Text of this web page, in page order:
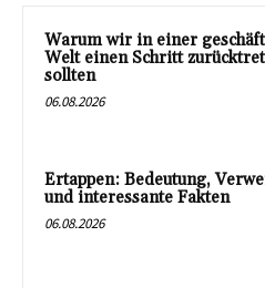
Warum wir in einer
Welt einen Schritt
sollten
06.08.2026
Ertappen: Bedeutung,
und interessante Fakten
06.08.2026